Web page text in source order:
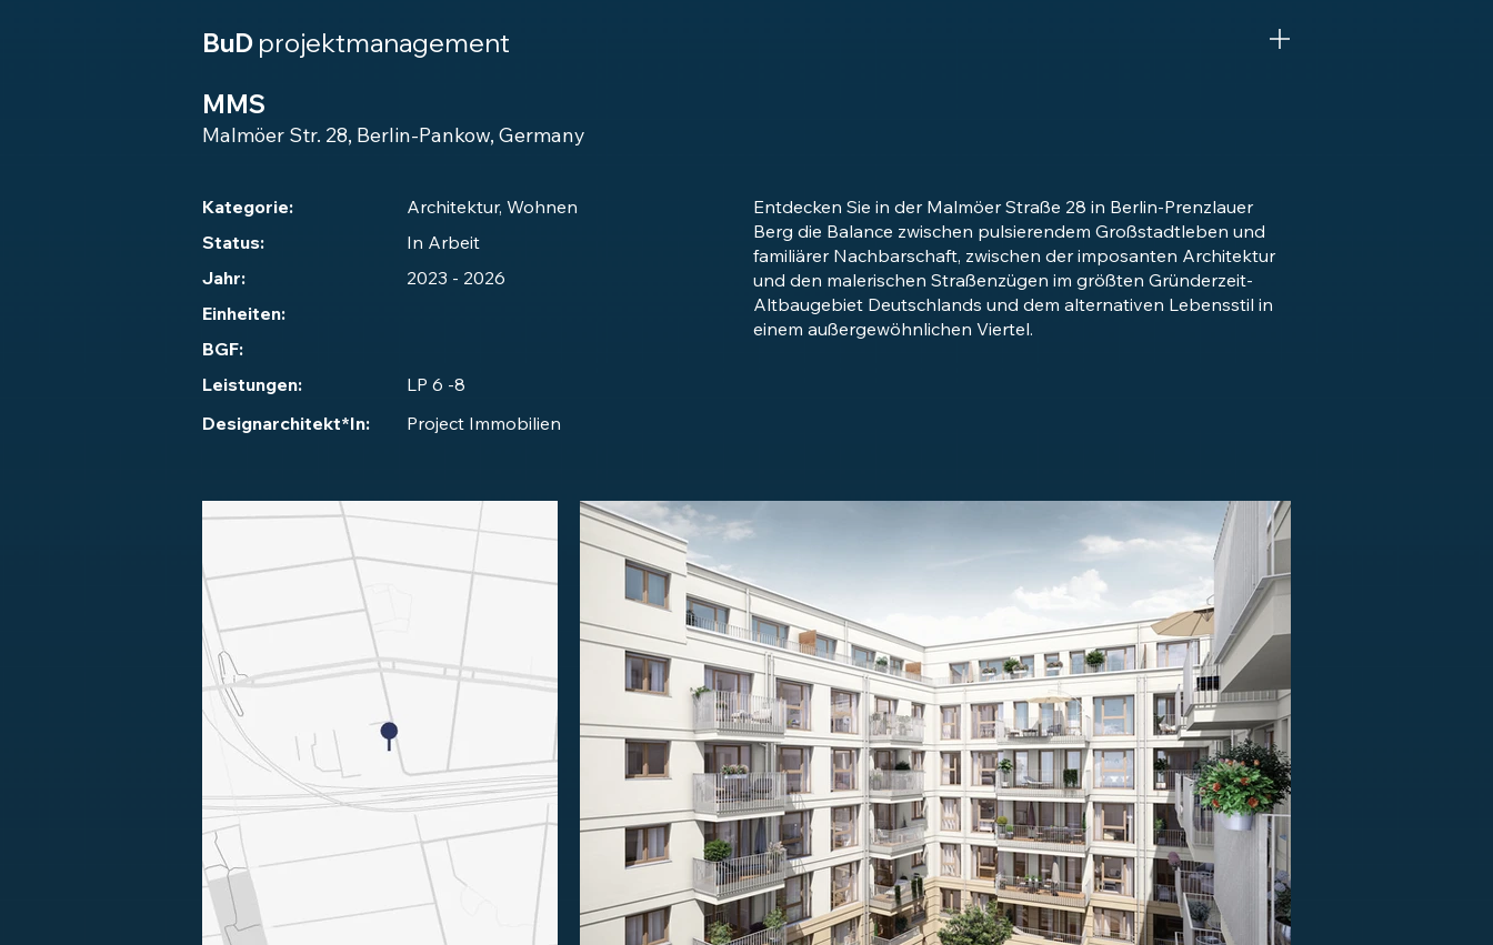
BuD projektmanagement
MMS
Malmöer Str. 28, Berlin-Pankow, Germany
Kategorie:
Status:
Jahr:
Einheiten:
BGF:
Leistungen:
Designarchitekt*In:
Architektur, Wohnen
In Arbeit
2023 - 2026
LP 6 -8
Project Immobilien
Entdecken Sie in der Malmöer Straße 28 in Berlin-Prenzlauer
Berg die Balance zwischen pulsierendem Großstadtleben und
familiärer Nachbarschaft, zwischen der imposanten Architektur
und den malerischen Straßenzügen im größten Gründerzeit-
Altbaugebiet Deutschlands und dem alternativen Lebensstil in
einem außergewöhnlichen Viertel.